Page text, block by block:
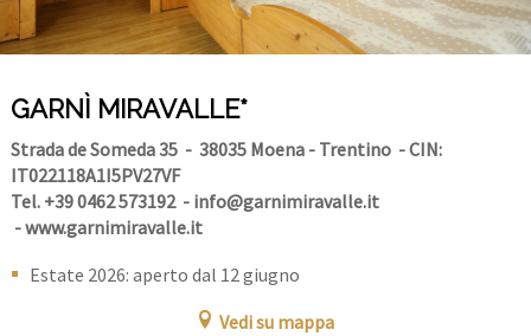
GARNÌ MIRAVALLE*
Strada de Someda 35 - 38035 Moena - Trentino - CIN:
IT022118A1I5PV27VF
Tel. +39 0462 573192- info@garnimiravalle.it
-www.garnimiravalle.it
Estate 2026: aperto dal 12 giugno
Vedi su mappa